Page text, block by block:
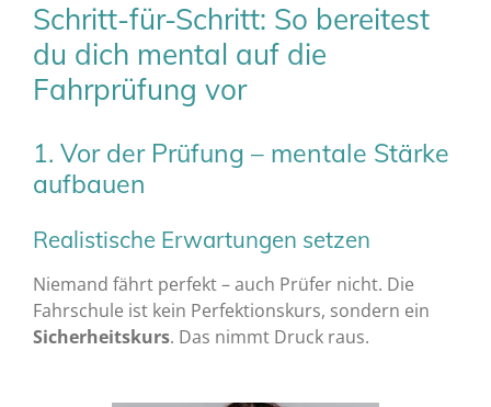
Schritt-für-Schritt: So bereitest
du dich mental auf die
Fahrprüfung vor
1. Vor der Prüfung – mentale Stärke
aufbauen
Realistische Erwartungen setzen
Niemand fährt perfekt – auch Prüfer nicht. Die
Fahrschule ist kein Perfektionskurs, sondern ein
Sicherheitskurs. Das nimmt Druck raus.